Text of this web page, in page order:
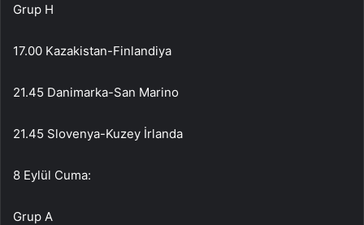
Grup H
17.00 Kazakistan-Finlandiya
21.45 Danimarka-San Marino
21.45 Slovenya-Kuzey İrlanda
8 Eylül Cuma:
Grup A